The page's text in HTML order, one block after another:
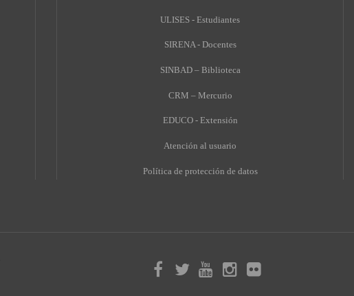
ULISES - Estudiantes
SIRENA - Docentes
SINBAD – Biblioteca
CRM – Mercurio
EDUCO - Extensión
Atención al usuario
Política de protección de datos